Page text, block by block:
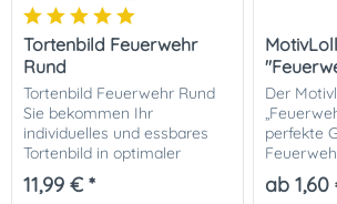
Tortenbild Feuerwehr
Rund
Tortenbild Feuerwehr Rund
Sie bekommen Ihr
individuelles und essbares
Tortenbild in optimaler
Qualität auf Dekor-Plus
Zuckerpapier gedruckt. Ihrer
11,99 € *
Der
perfekte
ab 1,60